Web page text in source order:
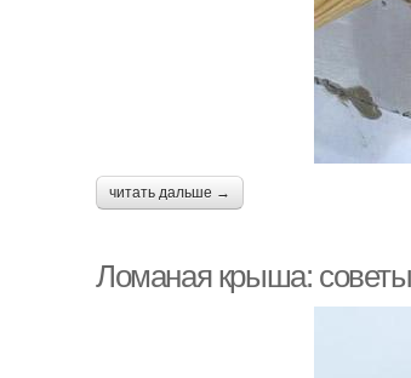
читать дальше →
Ломаная крыша: советы